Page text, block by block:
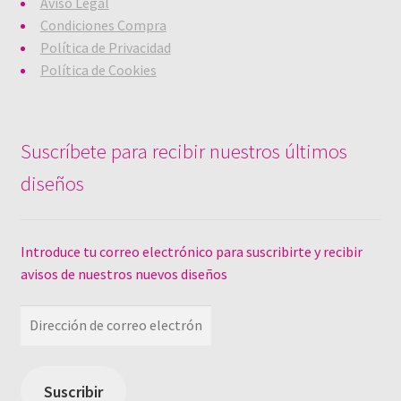
Condiciones Compra
Política de Privacidad
Política de Cookies
Suscríbete para recibir nuestros últimos
diseños
Introduce tu correo electrónico para suscribirte y recibir
avisos de nuestros nuevos diseños
Dirección
electrónico
Suscribir